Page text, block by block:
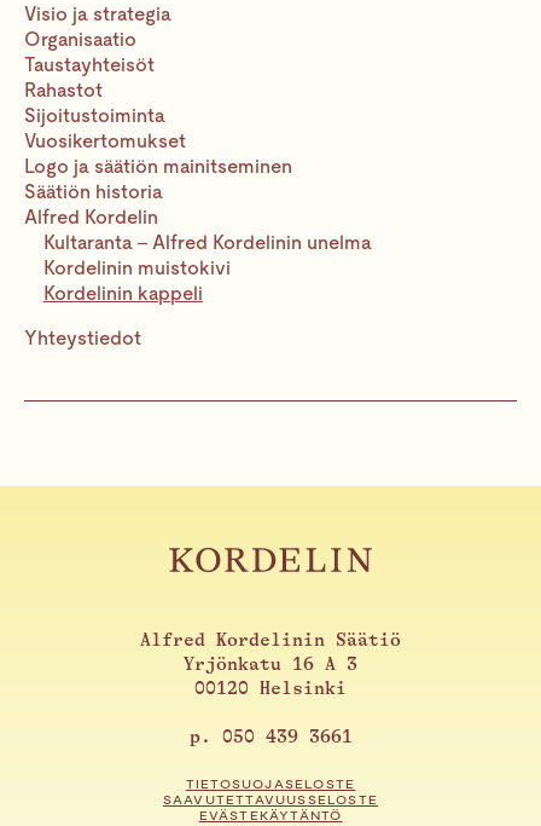
Visio ja strategia
Organisaatio
Taustayhteisöt
Rahastot
Sijoitustoiminta
Vuosikertomukset
Logo ja säätiön mainitseminen
Säätiön historia
Alfred Kordelin
Kultaranta – Alfred Kordelinin unelma
Kordelinin muistokivi
Kordelinin kappeli
Yhteystiedot
Alfred Kordelinin Säätiö
Yrjönkatu 16 A 3
00120 Helsinki
p. 050 439 3661
TIETOSUOJASELOSTE
SAAVUTETTAVUUSSELOSTE
EVÄSTEKÄYTÄNTÖ